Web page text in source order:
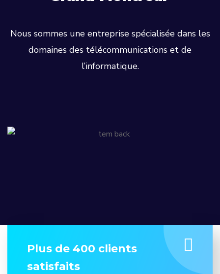
Nous sommes une entreprise spécialisée dans les
domaines des télécommunications et de
l’informatique.
Plus de 400 clients
satisfaits